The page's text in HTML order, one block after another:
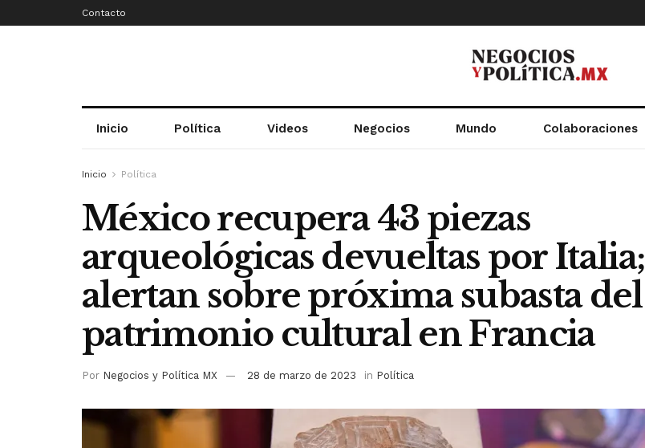
Contacto
Inicio Política Videos Negocios Mundo Colaboraciones
Inicio Política
México recupera 43 piezas
arqueológicas devueltas por Italia;
alertan sobre próxima subasta del
patrimonio cultural en Francia
Por Negocios y Política MX 28 de marzo de 2023 in Política